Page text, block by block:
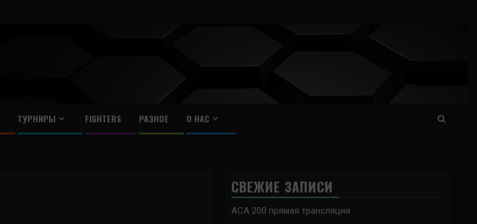
ТУРНИРЫ FIGHTERS РАЗНОЕ О НАС
СВЕЖИЕ ЗАПИСИ
ACA 200 прямая трансляция